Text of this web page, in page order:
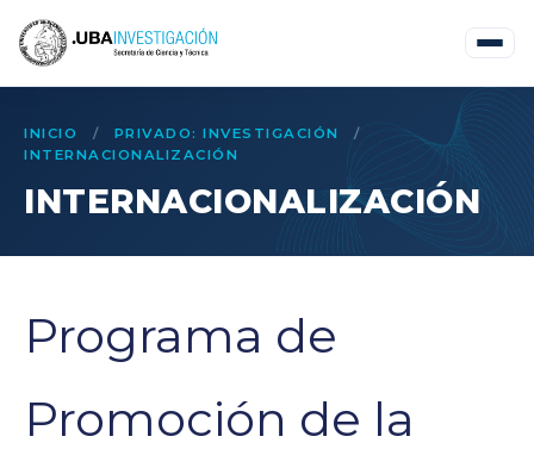
INICIO / PRIVADO: INVESTIGACIÓN
/
INTERNACIONALIZACIÓN
INTERNACIONALIZACIÓN
Programa de
Promoción de la